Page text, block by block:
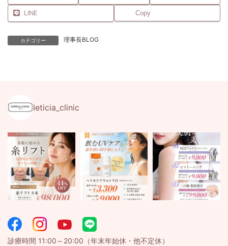
LINE Copy
カテゴリー 理事長BLOG
leticia_clinic
診療時間 11:00～20:00（年末年始休・他不定休）